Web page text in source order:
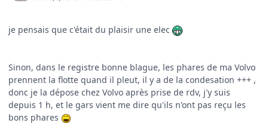
je pensais que c'était du plaisir une elec
Sinon, dans le registre bonne blague, les phares de ma Volvo
prennent la flotte quand il pleut, il y a de la condesation +++ ,
donc je la dépose chez Volvo après prise de rdv, j'y suis
depuis 1 h, et le gars vient me dire qu'ils n'ont pas reçu les
bons phares